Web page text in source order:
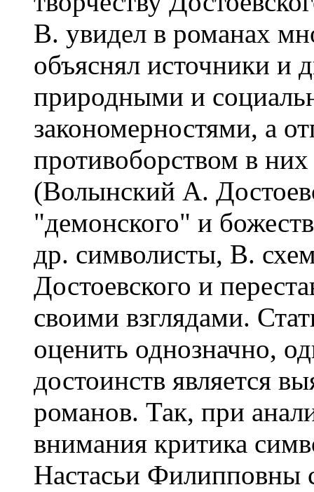
В. увидел в романах
объяснял источники и
природными и
закономерностями, а
противоборством в
(Волынский А.
"демонского" и
др. символисты, В.
Достоевского и
своими взглядами.
оценить однозначно,
достоинств является
романов. Так, при
внимания критика
Настасьи Филипповны